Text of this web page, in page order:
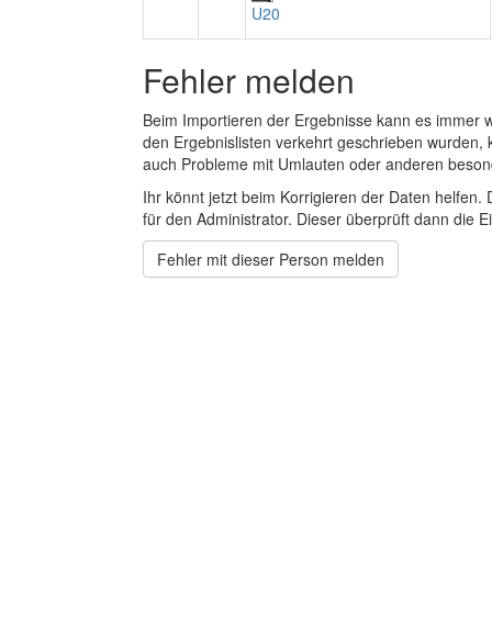
U20
Fehler melden
Beim Importieren der Ergebnisse kann es
den Ergebnislisten verkehrt geschrieben
auch Probleme mit Umlauten oder anderen
Ihr könnt jetzt beim Korrigieren der Daten
für den Administrator. Dieser überprüft dann die
Fehler mit dieser Person melden